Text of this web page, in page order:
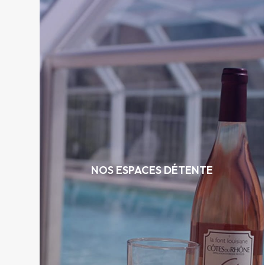
NOS ESPACES DÉTENTE
Piscines à partager : 1 de 4m x 8m et 1 de 6m
x15m ouverte de fin mars à fin novembre
coin lecture, terrain de pétanque, espace de
jeux…
Des activités en libre-service et une
programmation riche pour petits & grands
rythment votre séjour aux Grands Prés des
Baronnies.